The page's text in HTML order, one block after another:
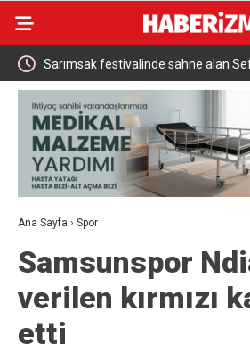
Sarımsak festivalinde sahne alan
vatandaşa unutulmaz bir gece yaşattı
Ana Sayfa › Spor
Samsunspor
verilen kırmızı
etti